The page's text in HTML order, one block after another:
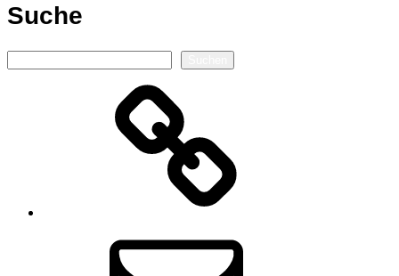
Suche